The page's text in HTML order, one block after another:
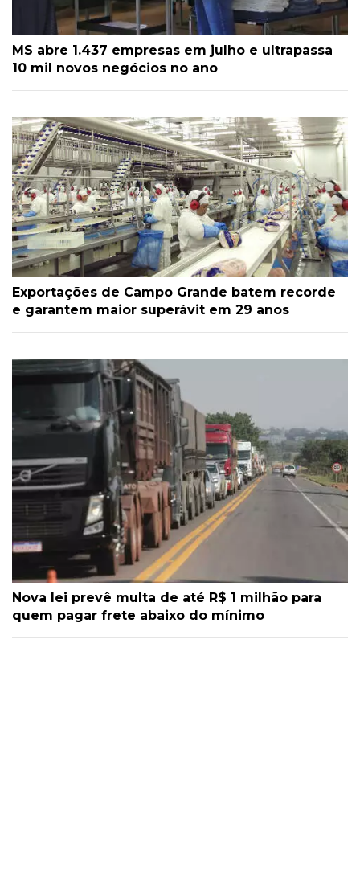
MS abre 1.437 empresas em julho e ultrapassa
10 mil novos negócios no ano
Exportações de Campo Grande batem recorde
e garantem maior superávit em 29 anos
Nova lei prevê multa de até R$ 1 milhão para
quem pagar frete abaixo do mínimo